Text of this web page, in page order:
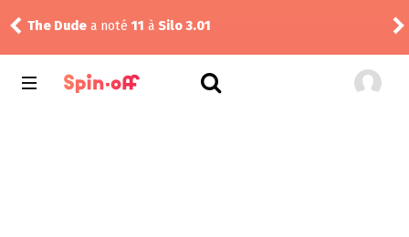
The Dude a noté 11 à Silo 3.01